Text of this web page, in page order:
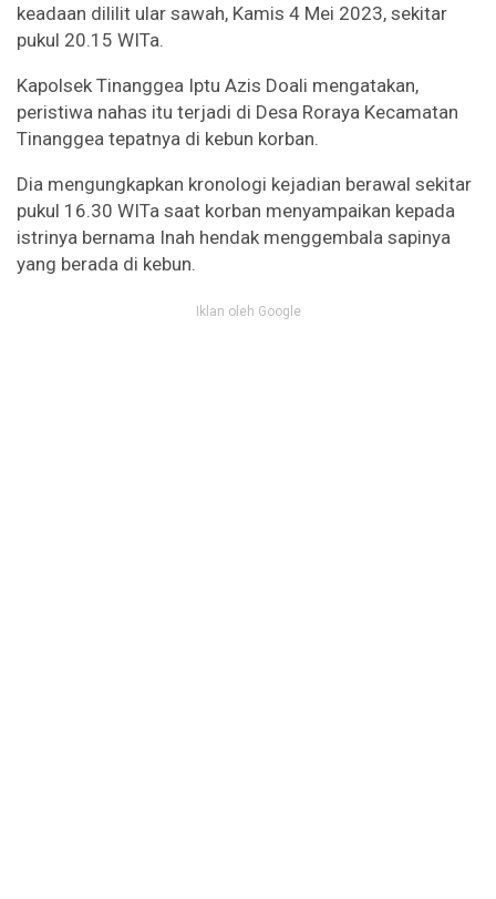
keadaan dililit ular sawah, Kamis 4 Mei 2023, sekitar
pukul 20.15 WITa.
Kapolsek Tinanggea Iptu Azis Doali mengatakan,
peristiwa nahas itu terjadi di Desa Roraya Kecamatan
Tinanggea tepatnya di kebun korban.
Dia mengungkapkan kronologi kejadian berawal sekitar
pukul 16.30 WITa saat korban menyampaikan kepada
istrinya bernama Inah hendak menggembala sapinya
yang berada di kebun.
Iklan oleh Google